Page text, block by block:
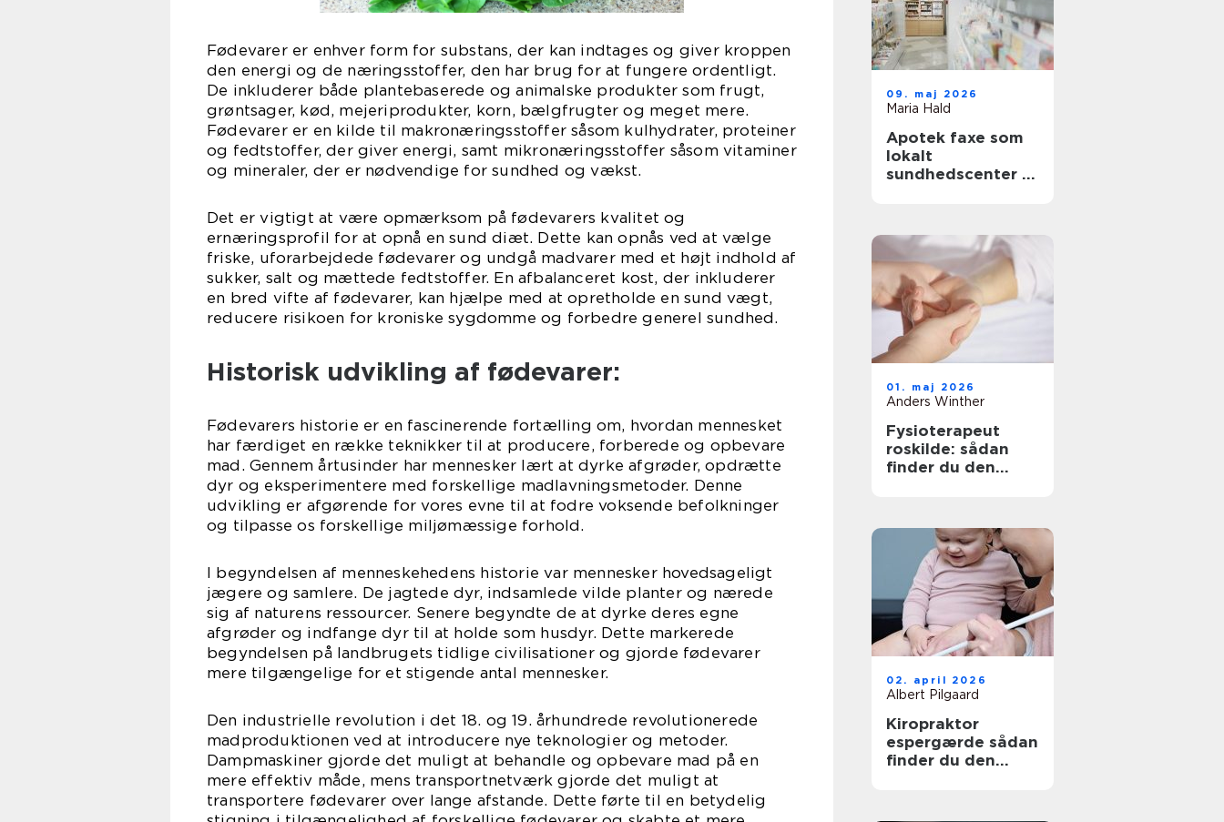
Fødevarer er enhver form for substans, der kan indtages og giver kroppen
den energi og de næringsstoffer, den har brug for at fungere ordentligt.
De inkluderer både plantebaserede og animalske produkter som frugt,
grøntsager, kød, mejeriprodukter, korn, bælgfrugter og meget mere.
Fødevarer er en kilde til makronæringsstoffer såsom kulhydrater, proteiner
og fedtstoffer, der giver energi, samt mikronæringsstoffer såsom vitaminer
og mineraler, der er nødvendige for sundhed og vækst.
Det er vigtigt at være opmærksom på fødevarers kvalitet og
ernæringsprofil for at opnå en sund diæt. Dette kan opnås ved at vælge
friske, uforarbejdede fødevarer og undgå madvarer med et højt indhold af
sukker, salt og mættede fedtstoffer. En afbalanceret kost, der inkluderer
en bred vifte af fødevarer, kan hjælpe med at opretholde en sund vægt,
reducere risikoen for kroniske sygdomme og forbedre generel sundhed.
Historisk udvikling af fødevarer:
Fødevarers historie er en fascinerende fortælling om, hvordan mennesket
har færdiget en række teknikker til at producere, forberede og opbevare
mad. Gennem årtusinder har mennesker lært at dyrke afgrøder, opdrætte
dyr og eksperimentere med forskellige madlavningsmetoder. Denne
udvikling er afgørende for vores evne til at fodre voksende befolkninger
og tilpasse os forskellige miljømæssige forhold.
I begyndelsen af menneskehedens historie var mennesker hovedsageligt
jægere og samlere. De jagtede dyr, indsamlede vilde planter og nærede
sig af naturens ressourcer. Senere begyndte de at dyrke deres egne
afgrøder og indfange dyr til at holde som husdyr. Dette markerede
begyndelsen på landbrugets tidlige civilisationer og gjorde fødevarer
mere tilgængelige for et stigende antal mennesker.
Den industrielle revolution i det 18. og 19. århundrede revolutionerede
madproduktionen ved at introducere nye teknologier og metoder.
Dampmaskiner gjorde det muligt at behandle og opbevare mad på en
mere effektiv måde, mens transportnetværk gjorde det muligt at
transportere fødevarer over lange afstande. Dette førte til en betydelig
09. maj 2026
Maria Hald
Apotek faxe som
lokalt
sundhedscenter i
01. maj 2026
Anders Winther
Fysioterapeut
roskilde: sådan
finder du den
02. april 2026
Albert Pilgaard
Kiropraktor
espergærde sådan
finder du den